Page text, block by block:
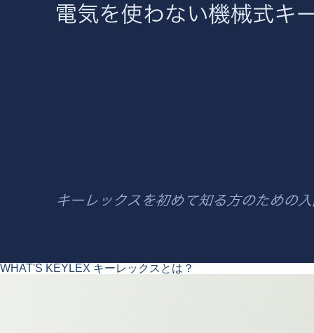
WHAT'S KEYLEX キーレックスとは？